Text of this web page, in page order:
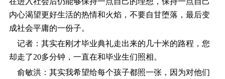
内心渴望更好生活的热情和火焰，不要自甘堕落，最后变
成社会平庸的一份子。
记者：其实在刚才毕业典礼走出来的几十米的路程，您
却走了20多分钟，一直在和毕业生们照相。
俞敏洪：其实我希望给每个孩子都照一张，因为对他们